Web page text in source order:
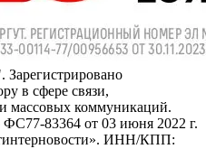
в сфере связи,
массовых коммуникаций.
83364 от 03 июня 2022 г.
ИНН/КПП: